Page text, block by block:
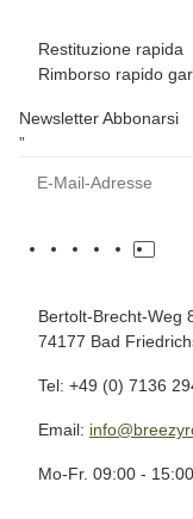
Restituzione rapida
Rimborso rapido
Newsletter Abbonarsi
”
Bertolt-Brecht-Weg
74177 Bad
Tel: +49 (0) 7136
Email:
Mo-Fr. 09:00 -